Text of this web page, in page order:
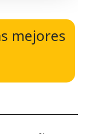
mejores